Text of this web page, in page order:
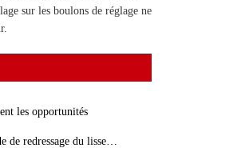
sur les boulons de réglage ne
les opportunités
du lisseur de fil